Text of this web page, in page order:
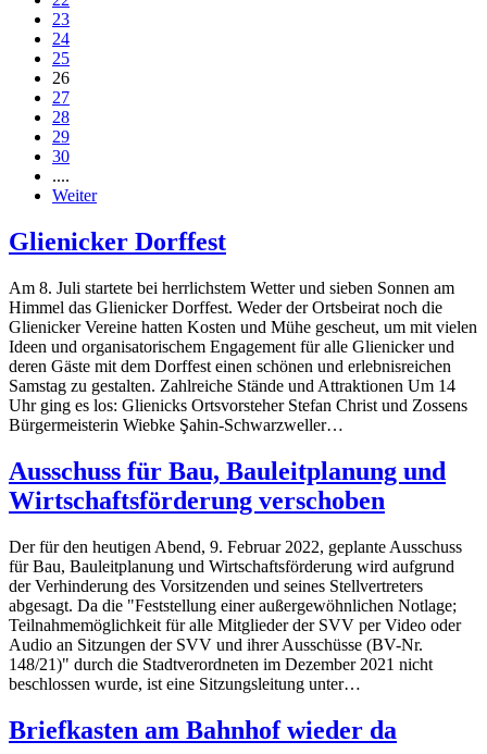
23
24
25
26
27
28
29
30
....
Weiter
Glienicker Dorffest
Am 8. Juli startete bei herrlichstem Wetter und sieben Sonnen am
Himmel das Glienicker Dorffest. Weder der Ortsbeirat noch die
Glienicker Vereine hatten Kosten und Mühe gescheut, um mit vielen
Ideen und organisatorischem Engagement für alle Glienicker und
deren Gäste mit dem Dorffest einen schönen und erlebnisreichen
Samstag zu gestalten. Zahlreiche Stände und Attraktionen Um 14
Uhr ging es los: Glienicks Ortsvorsteher Stefan Christ und Zossens
Bürgermeisterin Wiebke Şahin-Schwarzweller…
Ausschuss für Bau, Bauleitplanung und
Wirtschaftsförderung verschoben
Der für den heutigen Abend, 9. Februar 2022, geplante Ausschuss
für Bau, Bauleitplanung und Wirtschaftsförderung wird aufgrund
der Verhinderung des Vorsitzenden und seines Stellvertreters
abgesagt. Da die "Feststellung einer außergewöhnlichen Notlage;
Teilnahmemöglichkeit für alle Mitglieder der SVV per Video oder
Audio an Sitzungen der SVV und ihrer Ausschüsse (BV-Nr.
148/21)" durch die Stadtverordneten im Dezember 2021 nicht
beschlossen wurde, ist eine Sitzungsleitung unter…
Briefkasten am Bahnhof wieder da